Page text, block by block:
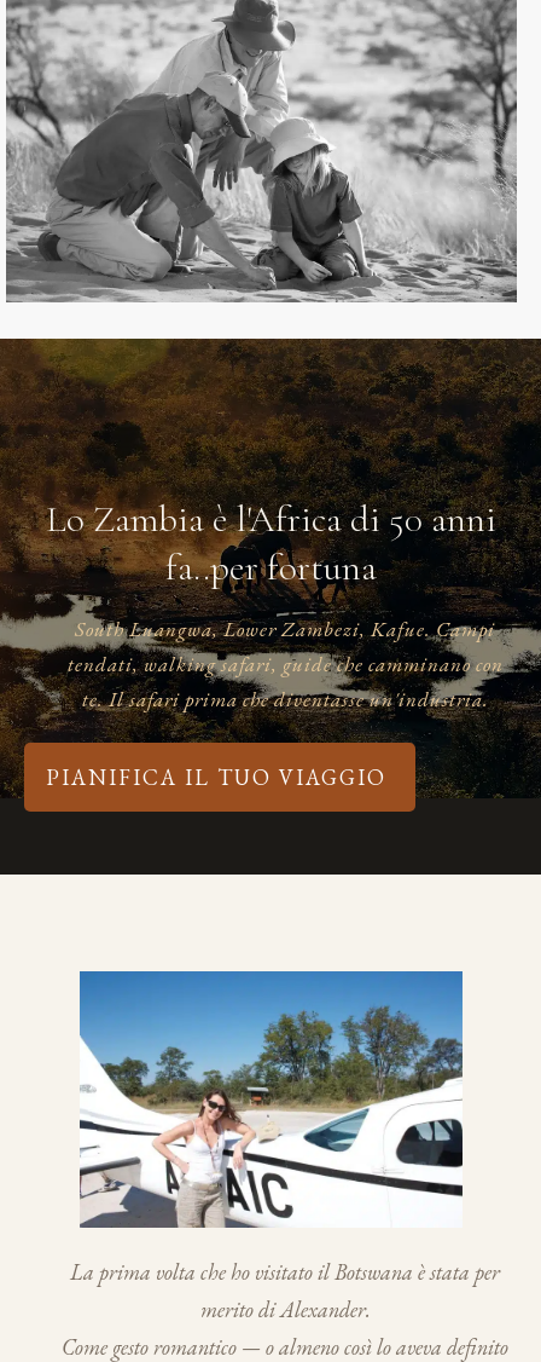
Lo Zambia è l'Africa di 50 anni
fa..per fortuna
South Luangwa, Lower Zambezi, Kafue. Campi
tendati, walking safari, guide che camminano con
te. Il safari prima che diventasse un'industria.
PIANIFICA IL TUO VIAGGIO
La prima volta che ho visitato il Botswana è stata per
merito di Alexander.
Come gesto romantico — o almeno così lo aveva definito